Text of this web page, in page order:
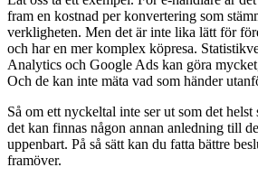
fram en kostnad per konvertering som
verkligheten. Men det är inte lika lätt för
och har en mer komplex köpresa.
Analytics och Google Ads kan göra
Och de kan inte mäta vad som händer
Så om ett nyckeltal inte ser ut som det
det kan finnas någon annan anledning till
uppenbart. På så sätt kan du fatta bättre
framöver.